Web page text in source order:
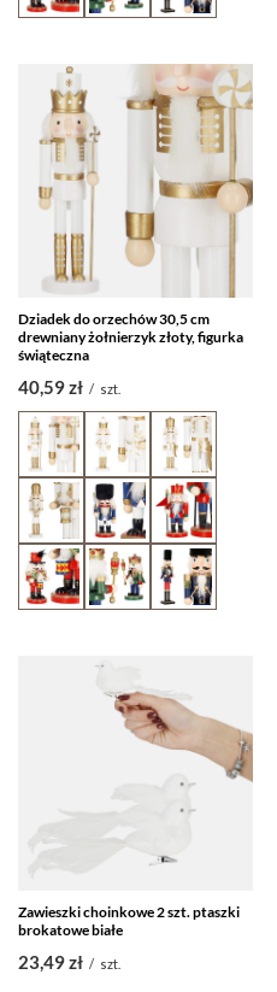
Dziadek do orzechów 30,5 cm
drewniany żołnierzyk złoty, figurka
świąteczna
40,59 zł / szt.
Zawieszki choinkowe 2 szt. ptaszki
brokatowe białe
23,49 zł / szt.